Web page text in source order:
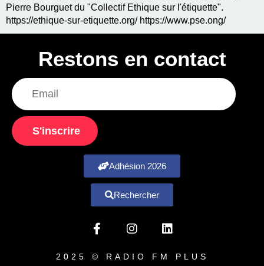
Pierre Bourguet du "Collectif Ethique sur l'étiquette".
https://ethique-sur-etiquette.org/ https://www.pse.ong/
Restons en contact
S'inscrire
Adhésion 2026
Rechercher
2025 © RADIO FM PLUS